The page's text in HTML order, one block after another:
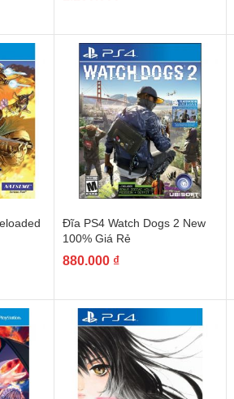
Đĩa PS4 Watch Dogs 2 New
100% Giá Rẻ
880.000 ₫